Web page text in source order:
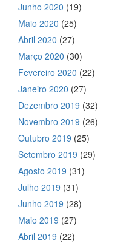
Junho 2020 (19)
Maio 2020 (25)
Abril 2020 (27)
Março 2020 (30)
Fevereiro 2020 (22)
Janeiro 2020 (27)
Dezembro 2019 (32)
Novembro 2019 (26)
Outubro 2019 (25)
Setembro 2019 (29)
Agosto 2019 (31)
Julho 2019 (31)
Junho 2019 (28)
Maio 2019 (27)
Abril 2019 (22)